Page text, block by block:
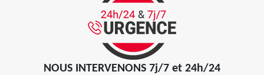
NOUS INTERVENONS 7j/7 et 24h/24